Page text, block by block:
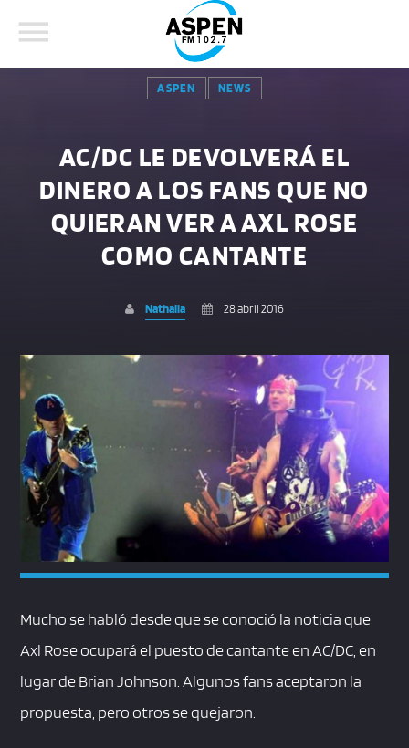
BUSCAR EN EL SITIO:
COMPARTE ESTA PÁGINA EN:
Whatsapp
ASPEN NEWS
AC/DC LE DEVOLVERÁ EL
DINERO A LOS FANS QUE NO
QUIERAN VER A AXL ROSE
COMO CANTANTE
Nathalia 28 abril 2016
Mucho se habló desde que se conoció la noticia que
Axl Rose ocupará el puesto de cantante en AC/DC, en
lugar de Brian Johnson. Algunos fans aceptaron la
propuesta, pero otros se quejaron.